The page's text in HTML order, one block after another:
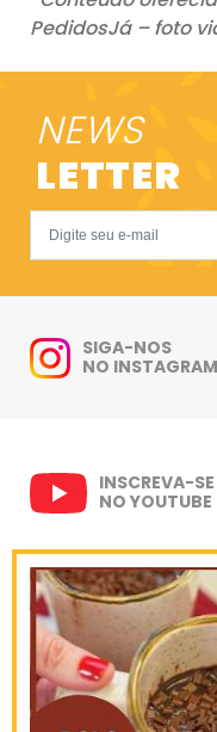
PedidosJá – foto
NEWS
LETTER
SIGA-NOS
NO INSTAGRAM
INSCREVA-SE
NO YOUTUBE